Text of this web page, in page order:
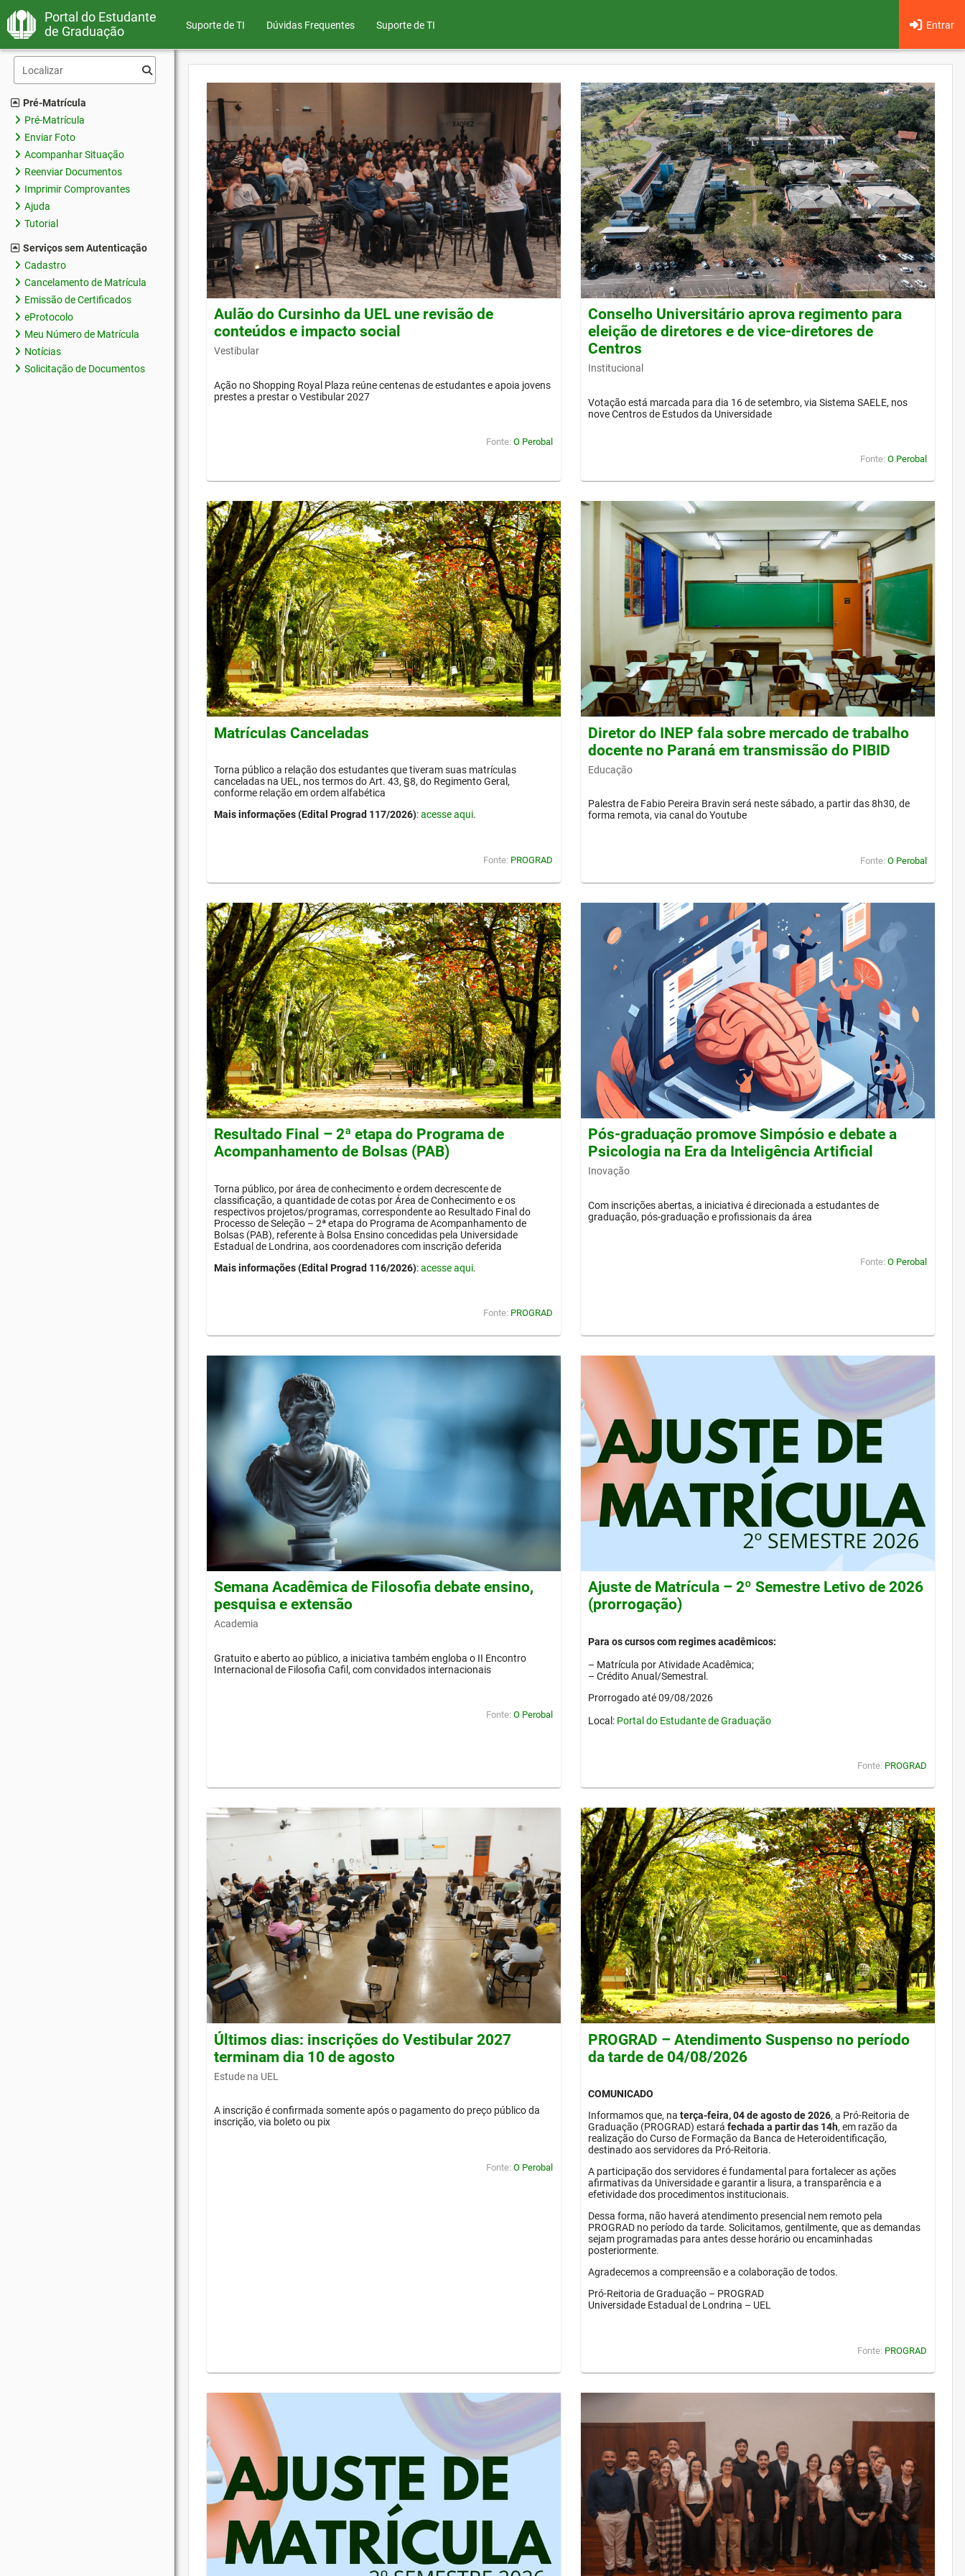
Portal do Estudante
de Graduação
Suporte de TI Dúvidas Frequentes Entrar
Suporte de TI
Pré-Matrícula
Pré-Matrícula
Enviar Foto
Acompanhar Situação
Reenviar Documentos
Imprimir Comprovantes
Ajuda
Tutorial
Serviços sem Autenticação
Cadastro
Cancelamento de Matrícula
Emissão de Certificados
eProtocolo
Meu Número de Matrícula
Notícias
Solicitação de Documentos
Aulão do Cursinho da UEL une revisão de
conteúdos e impacto social
Vestibular
Ação no Shopping Royal Plaza reúne centenas de estudantes e apoia jovens
prestes a prestar o Vestibular 2027
Fonte: O Perobal
Conselho Universitário aprova regimento para
eleição de diretores e de vice-diretores de
Centros
Institucional
Votação está marcada para dia 16 de setembro, via Sistema SAELE, nos
nove Centros de Estudos da Universidade
Fonte: O Perobal
Matrículas Canceladas
Torna público a relação dos estudantes que tiveram suas matrículas
canceladas na UEL, nos termos do Art. 43, §8, do Regimento Geral,
conforme relação em ordem alfabética
Mais informações (Edital Prograd 117/2026):acesse aqui.
Fonte: PROGRAD
Diretor do INEP fala sobre mercado de trabalho
docente no Paraná em transmissão do PIBID
Educação
Palestra de Fabio Pereira Bravin será neste sábado, a partir das 8h30, de
forma remota, via canal do Youtube
Fonte: O Perobal
Resultado Final – 2ª etapa do Programa de
Acompanhamento de Bolsas (PAB)
Torna público, por área de conhecimento e ordem decrescente de
classificação, a quantidade de cotas por Área de Conhecimento e os
respectivos projetos/programas, correspondente ao Resultado Final do
Processo de Seleção – 2ª etapa do Programa de Acompanhamento de
Bolsas (PAB), referente à Bolsa Ensino concedidas pela Universidade
Estadual de Londrina, aos coordenadores com inscrição deferida
Mais informações (Edital Prograd 116/2026):acesse aqui.
Fonte: PROGRAD
Pós-graduação promove Simpósio e debate a
Psicologia na Era da Inteligência Artificial
Inovação
Com inscrições abertas, a iniciativa é direcionada a estudantes de
graduação, pós-graduação e profissionais da área
Fonte: O Perobal
Semana Acadêmica de Filosofia debate ensino,
pesquisa e extensão
Academia
Gratuito e aberto ao público, a iniciativa também engloba o II Encontro
Internacional de Filosofia Cafil, com convidados internacionais
Fonte: O Perobal
Ajuste de Matrícula – 2º Semestre Letivo de 2026
(prorrogação)
Para os cursos com regimes acadêmicos:
– Matrícula por Atividade Acadêmica;
– Crédito Anual/Semestral.
Prorrogado até 09/08/2026
Local: Portal do Estudante de Graduação
Fonte: PROGRAD
Últimos dias: inscrições do Vestibular 2027
terminam dia 10 de agosto
Estude na UEL
A inscrição é confirmada somente após o pagamento do preço público da
inscrição, via boleto ou pix
Fonte: O Perobal
PROGRAD – Atendimento Suspenso no período
da tarde de 04/08/2026
COMUNICADO
Informamos que, na terça-feira, 04 de agosto de 2026, a Pró-Reitoria de
Graduação (PROGRAD) estará fechada a partir das 14h, em razão da
realização do Curso de Formação da Banca de Heteroidentificação,
destinado aos servidores da Pró-Reitoria.
A participação dos servidores é fundamental para fortalecer as ações
afirmativas da Universidade e garantir a lisura, a transparência e a
efetividade dos procedimentos institucionais.
Dessa forma, não haverá atendimento presencial nem remoto pela
PROGRAD no período da tarde. Solicitamos, gentilmente, que as demandas
sejam programadas para antes desse horário ou encaminhadas
posteriormente.
Agradecemos a compreensão e a colaboração de todos.
Pró-Reitoria de Graduação – PROGRAD
Universidade Estadual de Londrina – UEL
Fonte: PROGRAD